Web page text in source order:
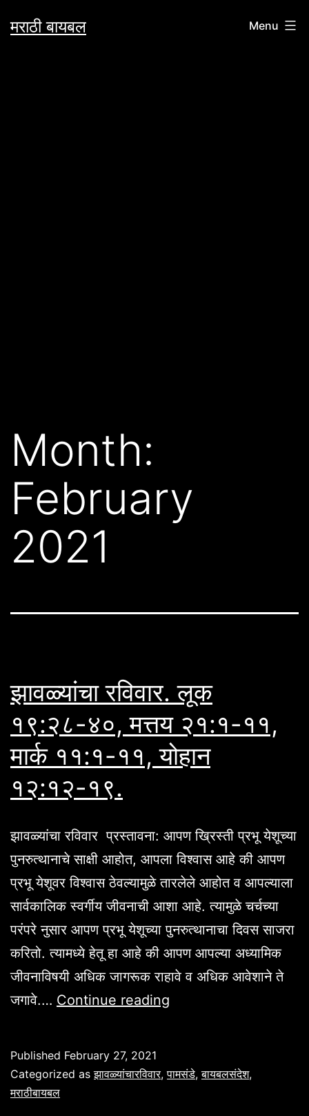
toमराठी बायबल Menu
Month:
February
2021
झावळ्यांचा रविवार. लूक
१९:२८-४०, मत्तय २१:१-११,
मार्क ११:१-११, योहान
१२:१२-१९.
झावळ्यांचा रविवार प्रस्तावना: आपण ख्रिस्ती प्रभू येशूच्या
पुनरुत्थानाचे साक्षी आहोत, आपला विश्वास आहे की आपण
प्रभू येशूवर विश्वास ठेवल्यामुळे तारलेले आहोत व आपल्याला
सार्वकालिक स्वर्गीय जीवनाची आशा आहे. त्यामुळे चर्चच्या
परंपरे नुसार आपण प्रभू येशूच्या पुनरुत्थानाचा दिवस साजरा
करितो. त्यामध्ये हेतू हा आहे की आपण आपल्या अध्यामिक
जीवनाविषयी अधिक जागरूक राहावे व अधिक आवेशाने ते
जगावे.… Continue reading
१९:२८-४०,
Published February 27, 2021
Categorized asझावळ्यांचारविवार,पामसंडे,बायबलसंदेश,
मराठीबायबल